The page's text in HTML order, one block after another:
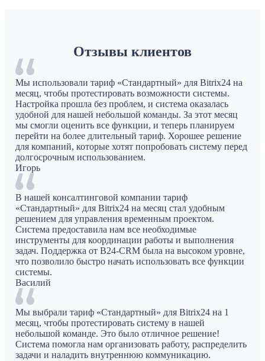
Отзывы клиентов
Мы использовали тариф «Стандартный» для Bitrix24 на
месяц, чтобы протестировать возможности системы.
Настройка прошла без проблем, и система оказалась
удобной для нашей небольшой команды. За этот месяц
мы смогли оценить все функции, и теперь планируем
перейти на более длительный тариф. Хорошее решение
для компаний, которые хотят попробовать систему перед
долгосрочным использованием.
Игорь
В нашей консалтинговой компании тариф
«Стандартный» для Bitrix24 на месяц стал удобным
решением для управления временным проектом.
Система предоставила нам все необходимые
инструменты для координации работы и выполнения
задач. Поддержка от B24-CRM была на высоком уровне,
что позволило быстро начать использовать все функции
системы.
Василий
Мы выбрали тариф «Стандартный» для Bitrix24 на 1
месяц, чтобы протестировать систему в нашей
небольшой команде. Это было отличное решение!
Система помогла нам организовать работу, распределить
задачи и наладить внутреннюю коммуникацию.